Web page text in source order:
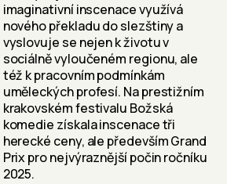
imaginativní inscenace využívá
nového překladu do slezštiny a
vyslovuje se nejen k životu v
sociálně vyloučeném regionu, ale
též k pracovním podmínkám
uměleckých profesí. Na prestižním
krakovském festivalu Božská
komedie získala inscenace tři
herecké ceny, ale především Grand
Prix pro nejvýraznější počin ročníku
2025.